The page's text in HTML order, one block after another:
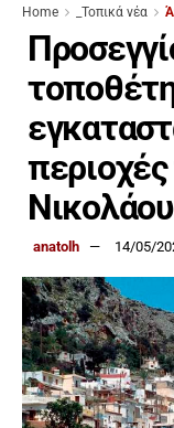
Home _Τοπικά νέα
Νικολάου
anatolh 14/05/